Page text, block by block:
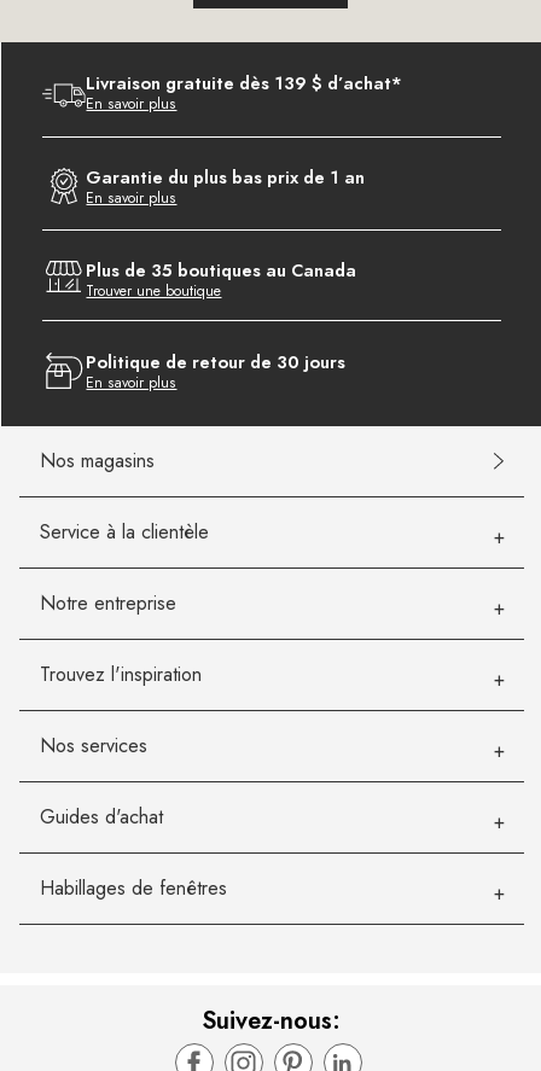
Livraison gratuite dès 139 $ d’achat*
En savoir plus
Garantie du plus bas prix de 1 an
En savoir plus
Plus de 35 boutiques au Canada
Trouver une boutique
Politique de retour de 30 jours
En savoir plus
Nos magasins
Service à la clientèle
Notre entreprise
Trouvez l'inspiration
Nos services
Guides d'achat
Habillages de fenêtres
Suivez-nous: